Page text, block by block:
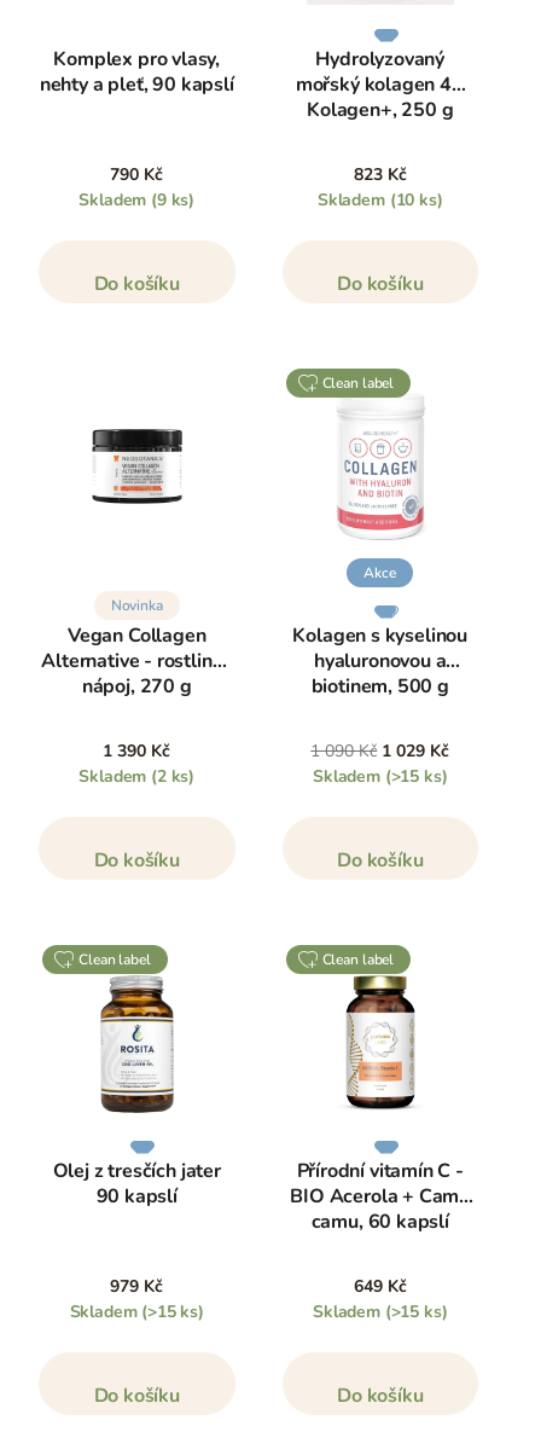
Komplex pro vlasy,
nehty a pleť, 90 kapslí
790 Kč
Skladem (9 ks)
Do košíku
Hydrolyzovaný
mořský kolagen 4K
Kolagen+, 250 g
823 Kč
Skladem (10 ks)
Do košíku
Novinka
Vegan Collagen
Alternative - rostlinný
nápoj, 270 g
1 390 Kč
Skladem (2 ks)
Do košíku
clean label
Akce
Kolagen s kyselinou
hyaluronovou a
biotinem, 500 g
1 090 Kč 1 029 Kč
Skladem (>15 ks)
Do košíku
clean label
Olej z tresčích jater
90 kapslí
979 Kč
Skladem (>15 ks)
Do košíku
clean label
Přírodní vitamín C -
BIO Acerola + Camu
camu, 60 kapslí
649 Kč
Skladem (>15 ks)
Do košíku